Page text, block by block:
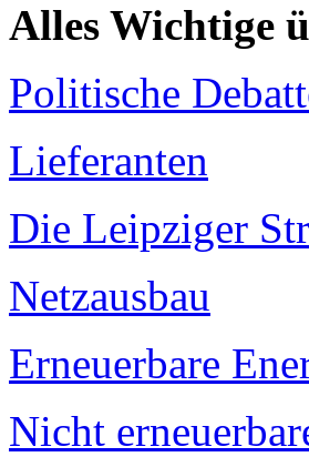
Alles Wichtige
Politische
Lieferanten
Die Leipziger
Netzausbau
Erneuerbare
Nicht